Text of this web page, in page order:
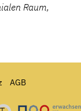
Raum,
AGB
für